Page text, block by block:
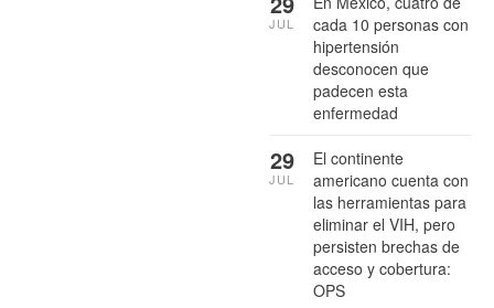
cada 10 personas con
hipertensión
desconocen que
padecen esta
enfermedad
JUL
El continente
americano cuenta con
las herramientas para
eliminar el VIH, pero
persisten brechas de
acceso y cobertura:
OPS
29
JUL